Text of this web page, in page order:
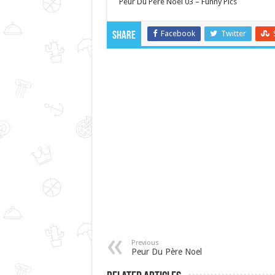
Share Facebook Twitter
Previous
Peur Du Père Noel